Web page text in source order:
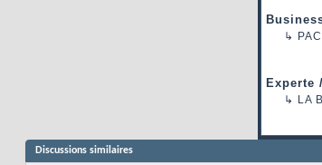
↳
Experte
↳ LA
Discussions similaires